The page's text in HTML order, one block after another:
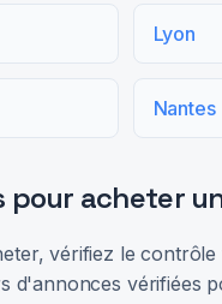
Lyon
Nantes
pour acheter
vérifiez le
d'annonces vérifiées